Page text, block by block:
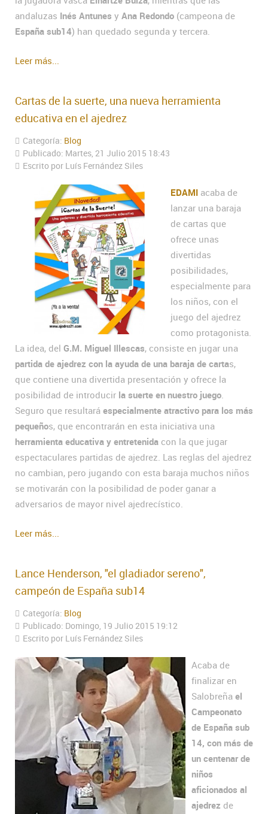
andaluzas Inés Antunes y Ana Redondo (campeona de
España sub14) han quedado segunda y tercera.
Leer más...
Cartas de la suerte, una nueva herramienta
educativa en el ajedrez
Categoría: Blog
Publicado: Martes, 21 Julio 2015 18:43
Escrito por Luís Fernández Siles
EDAMI acaba de
lanzar una baraja
de cartas que
ofrece unas
divertidas
posibilidades,
especialmente para
los niños, con el
juego del ajedrez
como protagonista.
La idea, del G.M. Miguel Illescas, consiste en jugar una
partida de ajedrez con la ayuda de una baraja de cartas,
que contiene una divertida presentación y ofrece la
posibilidad de introducir la suerte en nuestro juego.
Seguro que resultará especialmente atractivo para los más
pequeños, que encontrarán en esta iniciativa una
herramienta educativa y entretenida con la que jugar
espectaculares partidas de ajedrez. Las reglas del ajedrez
no cambian, pero jugando con esta baraja muchos niños
se motivarán con la posibilidad de poder ganar a
adversarios de mayor nivel ajedrecístico.
Leer más...
Lance Henderson, "el gladiador sereno",
campeón de España sub14
Categoría: Blog
Publicado: Domingo, 19 Julio 2015 19:12
Escrito por Luís Fernández Siles
Acaba de
finalizar en
Salobreña el
Campeonato
de España sub
14, con más de
un centenar de
niños
aficionados al
ajedrez de